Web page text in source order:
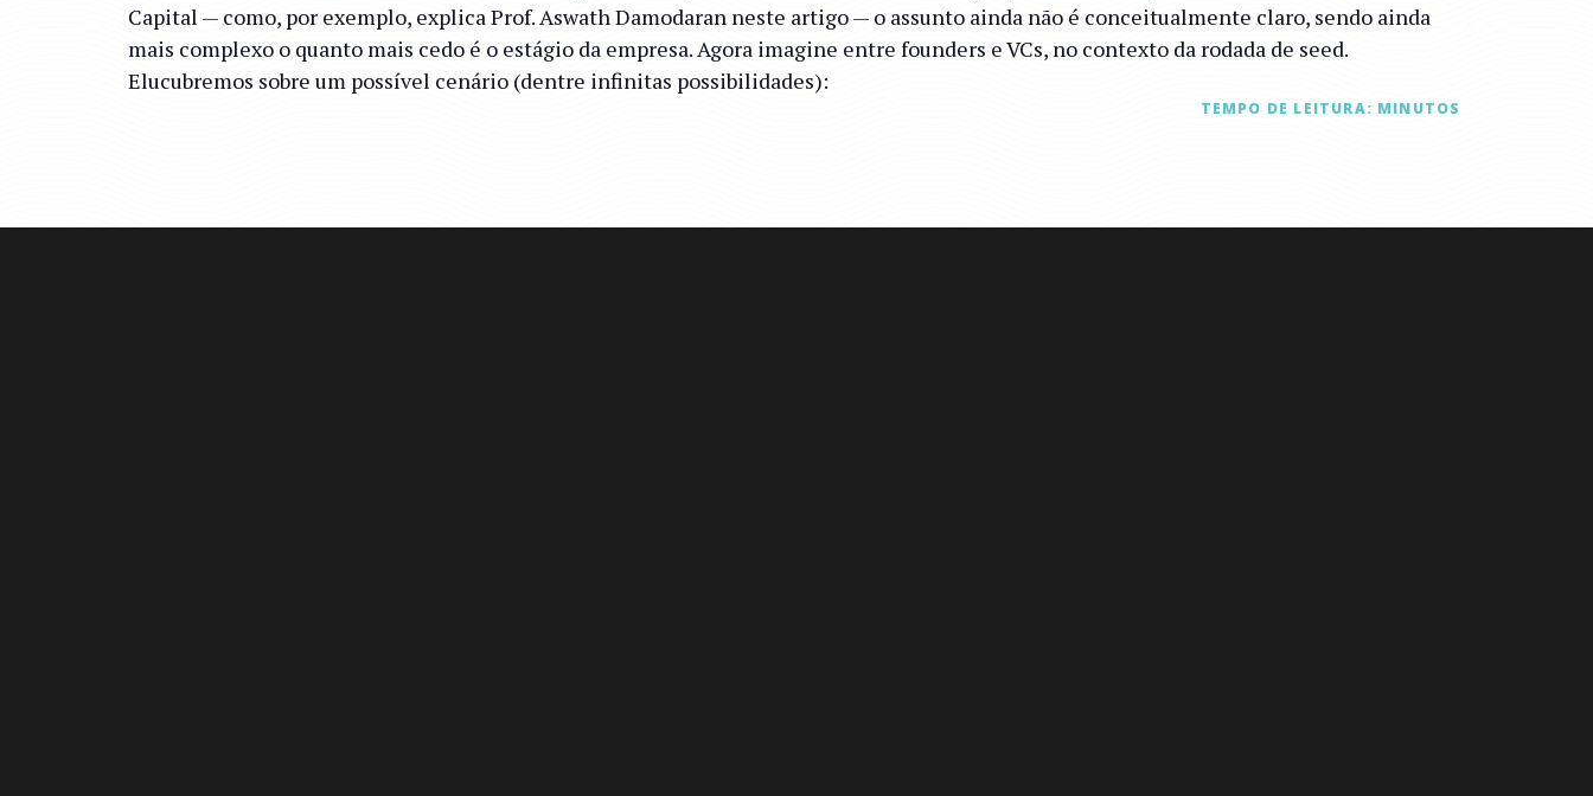
Capital — como, por exemplo, explica Prof. Aswath Damodaran neste artigo — o assunto ainda não é conceitualmente claro, sendo ainda
mais complexo o quanto mais cedo é o estágio da empresa. Agora imagine entre founders e VCs, no contexto da rodada de seed.
Elucubremos sobre um possível cenário (dentre infinitas possibilidades):
TEMPO DE LEITURA: MINUTOS